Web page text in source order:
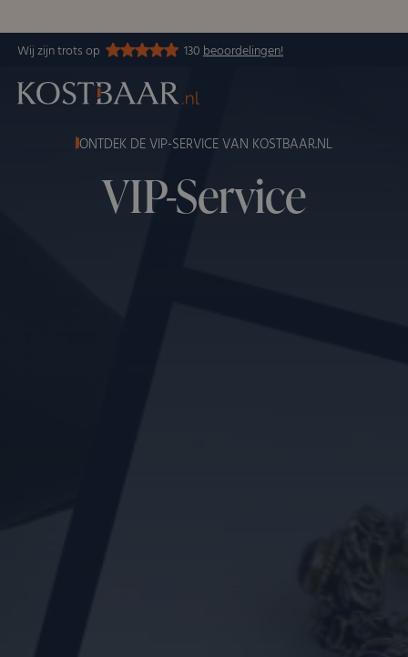
Wij zijn trots op 130beoordelingen!
ONTDEK DE VIP-SERVICE VAN KOSTBAAR.NL
VIP-Service